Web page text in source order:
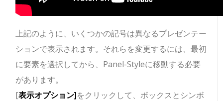
上記のように、いくつかの記号は異なるプレゼンテー
ションで表示されます。それらを変更するには、最初
に要素を選択してから、Panel-Styleに移動する必要
があります。
[表示オプション]をクリックして、ボックスとシンボ